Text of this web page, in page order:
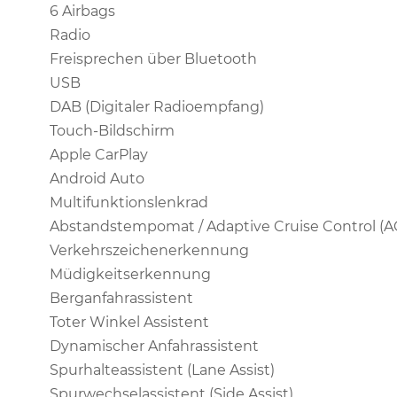
6 Airbags
Radio
Freisprechen über Bluetooth
USB
DAB (Digitaler Radioempfang)
Touch-Bildschirm
Apple CarPlay
Android Auto
Multifunktionslenkrad
Abstandstempomat / Adaptive Cruise Control
Verkehrszeichenerkennung
Müdigkeitserkennung
Berganfahrassistent
Toter Winkel Assistent
Dynamischer Anfahrassistent
Spurhalteassistent (Lane Assist)